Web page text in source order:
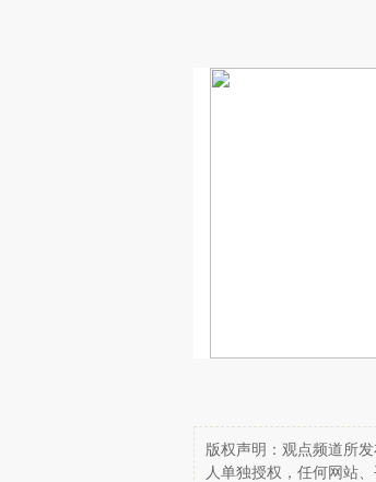
版权声明：观点频道所
人单独授权，任何网站